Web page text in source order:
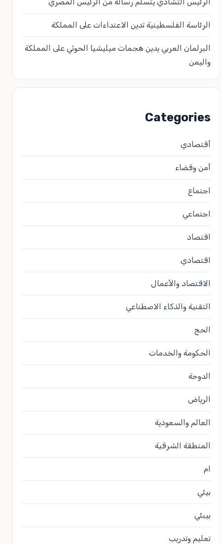
الرئاسة الفلسطينية تدين الاعتداءات على المملكة
البرلمان العربي يدين هجمات ميليشيا الحوثي على المملكة
واليمن
Categories
أقتصادي
أمن وقضاء
اجتماع
اجتماعي
اقتصاد
اقتصادي
الاقتصاد والأعمال
التقنية والذكاء الاصطناعي
الحج
الحكومة والخدمات
الدوحة
الرياض
العالم والسعودية
المنطقة الشرقية
ام
بيئي
بيبئي
تعليم وتدريب